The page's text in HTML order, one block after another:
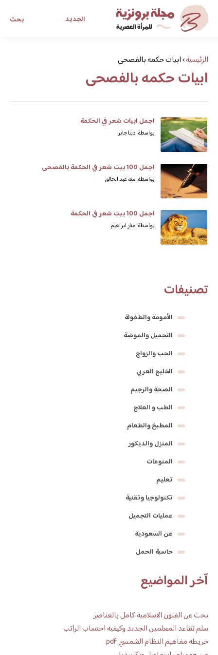
بحث الجديد
مجلة برونزية للفتاة العصرية
ابحث عن أي موضوع يهمك
الرئيسية›ابيات حكمه بالفصحى
ابيات حكمه بالفصحى
اجمل ابيات شعر في الحكمة
بواسطة: دينا جابر
اجمل 100 بيت شعر في الحكمة بالفصحى
بواسطة: منه عبد الخالق
اجمل 100 بيت شعر في الحكمة
بواسطة: منار ابراهيم
تصنيفات
الأمومة والطفولة
التجميل والموضة
الحب والزواج
الخليج العربي
الصحة والرجيم
الطب و العلاج
المطبخ والطعام
المنزل والديكور
المنوعات
تعليم
تكنولوجيا وتقنية
عمليات التجميل
عن السعودية
حاسبة الحمل
آخر المواضيع
بحث عن الفنون الاسلامية كامل بالعناصر
سلم تقاعد المعلمين الجديد وكيفية احتساب الراتب
خريطة مفاهيم النظام الشمسي pdf